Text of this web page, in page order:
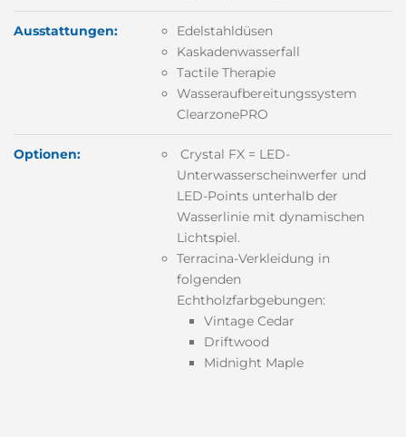
Ausstattungen:
Edelstahldüsen
Kaskadenwasserfall
Tactile Therapie
Wasseraufbereitungssystem
ClearzonePRO
Optionen:
Crystal FX = LED-
Unterwasserscheinwerfer und
LED-Points unterhalb der
Wasserlinie mit dynamischen
Lichtspiel.
Terracina-Verkleidung in
folgenden
Echtholzfarbgebungen:
Vintage Cedar
Driftwood
Midnight Maple